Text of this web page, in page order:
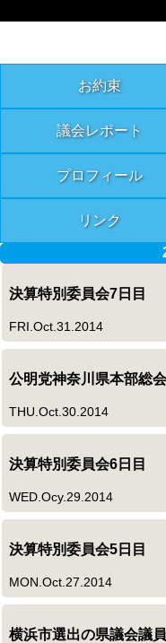
お約束
議会レポート
プロフィール
リンク
決算特別委員会7日目
FRI.Oct.31.2014
公明党神奈川県本部総
THU.Oct.30.2014
決算特別委員会6日目
WED.Ocy.29.2014
決算特別委員会5日目
MON.Oct.27.2014
横浜市選出の県議会議